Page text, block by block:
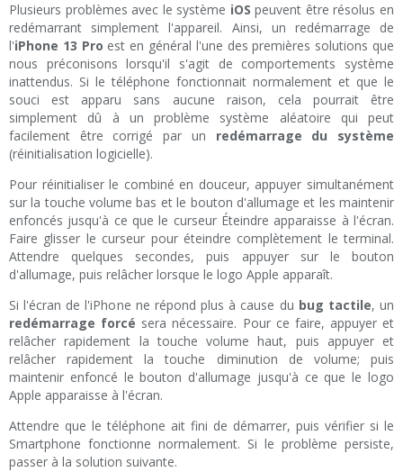
Plusieurs problèmes avec le système iOS peuvent être résolus en
redémarrant simplement l'appareil. Ainsi, un redémarrage de
l'iPhone 13 Pro est en général l'une des premières solutions que
nous préconisons lorsqu'il s'agit de comportements système
inattendus. Si le téléphone fonctionnait normalement et que le
souci est apparu sans aucune raison, cela pourrait être
simplement dû à un problème système aléatoire qui peut
facilement être corrigé par un redémarrage du système
(réinitialisation logicielle).
Pour réinitialiser le combiné en douceur, appuyer simultanément
sur la touche volume bas et le bouton d'allumage et les maintenir
enfoncés jusqu'à ce que le curseur Éteindre apparaisse à l'écran.
Faire glisser le curseur pour éteindre complètement le terminal.
Attendre quelques secondes, puis appuyer sur le bouton
d'allumage, puis relâcher lorsque le logo Apple apparaît.
Si l'écran de l'iPhone ne répond plus à cause du bug tactile, un
redémarrage forcé sera nécessaire. Pour ce faire, appuyer et
relâcher rapidement la touche volume haut, puis appuyer et
relâcher rapidement la touche diminution de volume; puis
maintenir enfoncé le bouton d'allumage jusqu'à ce que le logo
Apple apparaisse à l'écran.
Attendre que le téléphone ait fini de démarrer, puis vérifier si le
Smartphone fonctionne normalement. Si le problème persiste,
passer à la solution suivante.